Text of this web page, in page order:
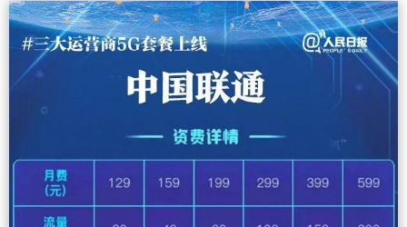
GSA的统计，全球目前已经有46家运营商推出了符
合3GPP标准的5G服务，分布在美洲、亚太、欧
洲、中东以及非洲地区，包括美国、德国、英国、
瑞士、韩国等等。 单纯从运营商推出商用5G服务的
速度看，我们并不是特别快。 LG Uplus的高级官员
送鲜花给一对夫妇，这对夫妇成为第一批在2019年
4月3日购买5G移动服务的客户。 （图源：Yonha
p） 可是有韩国的前车之鉴，我们就应该清楚，5G
商用的成功并非是抢快，而是要保稳。说一件最基
础的事，在目前的5G商用技术下，个人享用5G是为